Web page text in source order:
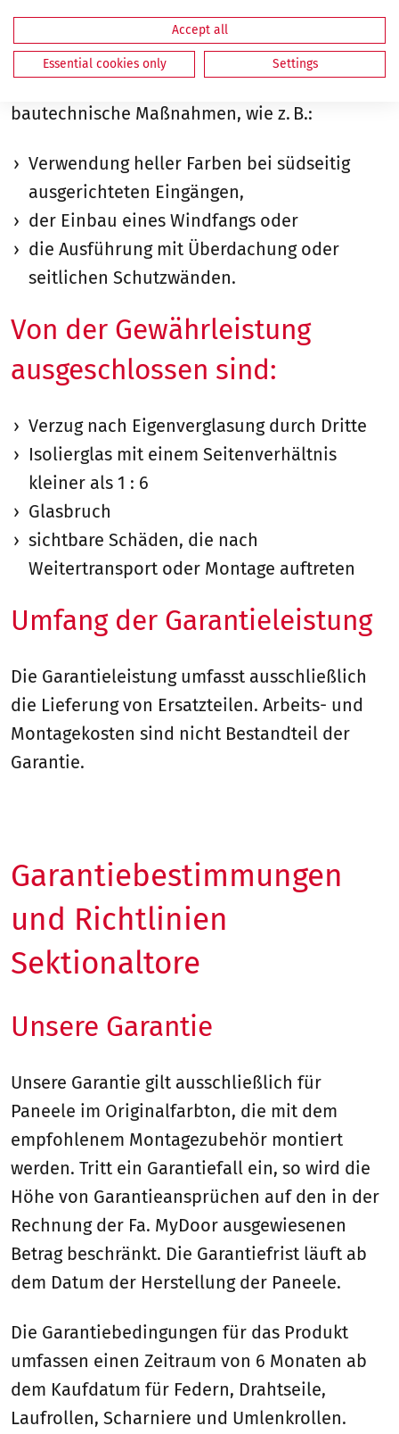
Reklamationsgrund.
Zur Minimierung witterungsbedingter
Verformungen empfehlen sich geeignete
bautechnische Maßnahmen, wie z. B.:
Verwendung heller Farben bei südseitig
ausgerichteten Eingängen,
der Einbau eines Windfangs oder
die Ausführung mit Überdachung oder
seitlichen Schutzwänden.
Von der Gewährleistung
ausgeschlossen sind:
Verzug nach Eigenverglasung durch Dritte
Isolierglas mit einem Seitenverhältnis
kleiner als 1 : 6
Glasbruch
sichtbare Schäden, die nach
Weitertransport oder Montage auftreten
Umfang der Garantieleistung
Die Garantieleistung umfasst ausschließlich
die Lieferung von Ersatzteilen. Arbeits- und
Montagekosten sind nicht Bestandteil der
Garantie.
Garantiebestimmungen
und Richtlinien
Sektionaltore
Unsere Garantie
Unsere Garantie gilt ausschließlich für
Paneele im Originalfarbton, die mit dem
empfohlenem Montagezubehör montiert
werden. Tritt ein Garantiefall ein, so wird die
Höhe von Garantieansprüchen auf den in der
Rechnung der Fa. MyDoor ausgewiesenen
Betrag beschränkt. Die Garantiefrist läuft ab
dem Datum der Herstellung der Paneele.
Die Garantiebedingungen für das Produkt
umfassen einen Zeitraum von 6 Monaten ab
dem Kaufdatum für Federn, Drahtseile,
Laufrollen, Scharniere und Umlenkrollen.
Accept all
Essential cookies only Settings